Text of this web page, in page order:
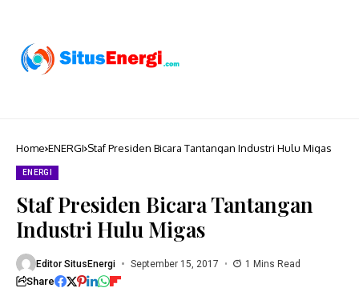
Home ENERGI Staf Presiden Bicara Tantangan Industri Hulu Migas
ENERGI
Staf Presiden Bicara Tantangan
Industri Hulu Migas
Editor SitusEnergi September 15, 2017 1 Mins Read
Share